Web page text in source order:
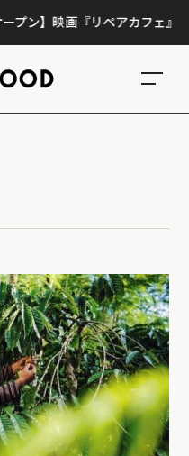
映画『リペアカフェ』、上映